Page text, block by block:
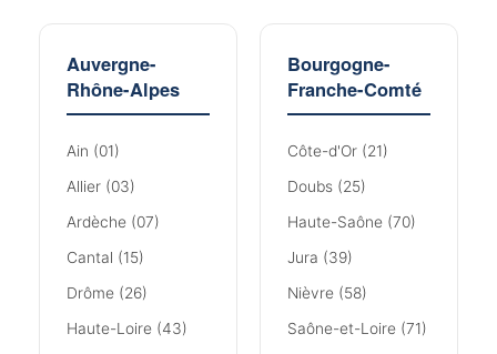
Auvergne-
Rhône-Alpes
Ain (01)
Allier (03)
Ardèche (07)
Cantal (15)
Drôme (26)
Haute-Loire (43)
Bourgogne-
Franche-Comté
Côte-d'Or (21)
Doubs (25)
Haute-Saône (70)
Jura (39)
Nièvre (58)
Saône-et-Loire (71)